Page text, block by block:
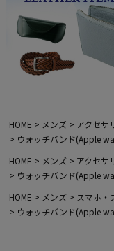
HOME メンズ
アクセサ
ウォッチバンド(Apple
HOME
メンズ アクセサ
ウォッチバンド(Apple
HOME
メンズ
スマホ・
ウォッチバンド(Apple